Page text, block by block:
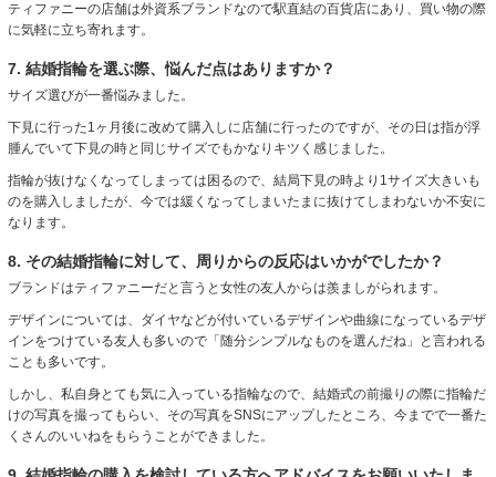
ティファニーの店舗は外資系ブランドなので駅直結の百貨店にあり、買い物の際
に気軽に立ち寄れます。
7. 結婚指輪を選ぶ際、悩んだ点はありますか？
サイズ選びが一番悩みました。
下見に行った1ヶ月後に改めて購入しに店舗に行ったのですが、その日は指が浮
腫んでいて下見の時と同じサイズでもかなりキツく感じました。
指輪が抜けなくなってしまっては困るので、結局下見の時より1サイズ大きいも
のを購入しましたが、今では緩くなってしまいたまに抜けてしまわないか不安に
なります。
8. その結婚指輪に対して、周りからの反応はいかがでしたか？
ブランドはティファニーだと言うと女性の友人からは羨ましがられます。
デザインについては、ダイヤなどが付いているデザインや曲線になっているデザ
インをつけている友人も多いので「随分シンプルなものを選んだね」と言われる
ことも多いです。
しかし、私自身とても気に入っている指輪なので、結婚式の前撮りの際に指輪だ
けの写真を撮ってもらい、その写真をSNSにアップしたところ、今までで一番た
くさんのいいねをもらうことができました。